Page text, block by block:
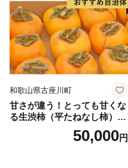
和歌山県古座川町
甘さが違う！とっても甘くな
る生渋柿（平たねなし柿）吊
ップ付約14.5～15kg 約60～
50,000円